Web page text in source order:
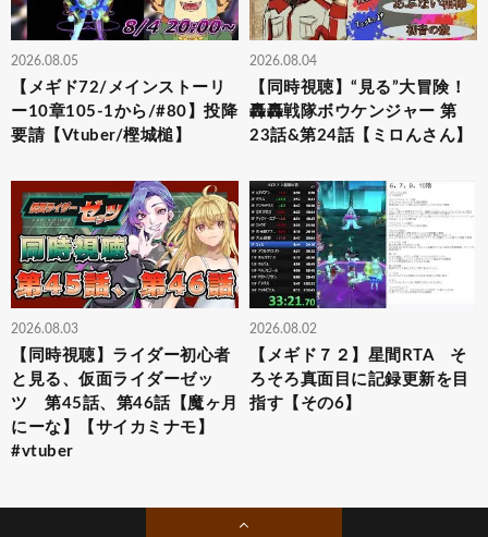
2026.08.05
【メギド72/メインストーリ
ー10章105-1から/#80】投降
要請【Vtuber/樫城槌】
2026.08.04
【同時視聴】“見る”大冒険！
轟轟戦隊ボウケンジャー 第
23話&第24話【ミロんさん】
2026.08.03
【同時視聴】ライダー初心者
と見る、仮面ライダーゼッ
ツ 第45話、第46話【魔ヶ月
にーな】【サイカミナモ】
#vtuber
2026.08.02
【メギド７２】星間RTA そ
ろそろ真面目に記録更新を目
指す【その6】